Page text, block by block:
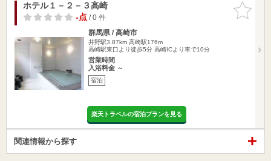
お気に入
りに追加
ホテル１－２－３高崎
-点/ 0 件
群馬県 / 高崎市
井野駅3.87km 高崎駅176m
高崎駅東口より徒歩5分 高崎ICより車で10分
営業時間
入浴料金 ～
宿泊
楽天トラベルの宿泊プランを見る
関連情報から探す